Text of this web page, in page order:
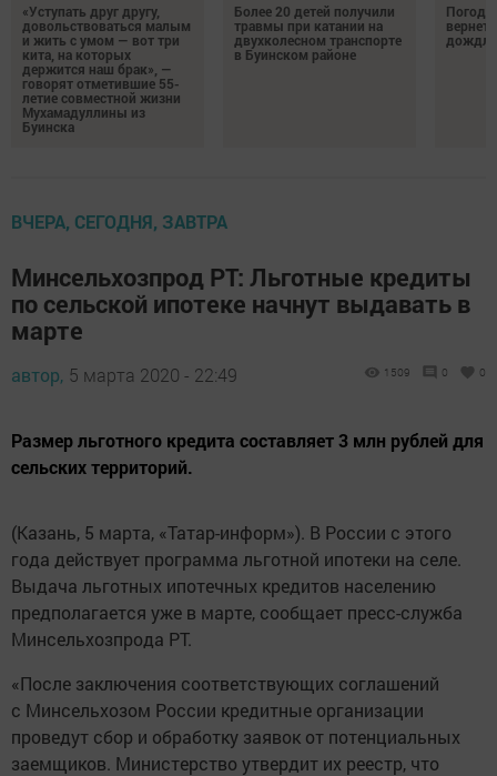
«Уступать друг другу,
довольствоваться малым
и жить с умом — вот три
кита, на которых
держится наш брак», —
говорят отметившие 55-
летие совместной жизни
Мухамадуллины из
Буинска
Более 20 детей получили
травмы при катании на
двухколесном транспорте
в Буинском районе
Погода
ВЧЕРА, СЕГОДНЯ, ЗАВТРА
Минсельхозпрод РТ: Льготные кредиты
по сельской ипотеке начнут выдавать в
марте
автор, 5 марта 2020 - 22:49 1509 0 0
Размер льготного кредита составляет 3 млн рублей для
сельских территорий.
(Казань, 5 марта, «Татар-информ»). В России с этого
года действует программа льготной ипотеки на селе.
Выдача льготных ипотечных кредитов населению
предполагается уже в марте, сообщает пресс-служба
Минсельхозпрода РТ.
«После заключения соответствующих соглашений
с Минсельхозом России кредитные организации
проведут сбор и обработку заявок от потенциальных
заемщиков. Министерство утвердит их реестр, что